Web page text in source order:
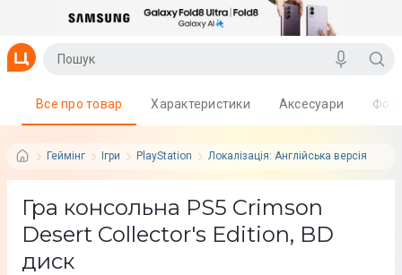
Геймінг Ігри PlayStation Локалізація: Англійська версія
Все про товар Характеристики Аксесуари
Гра консольна PS5 Crimson
Desert Collector's Edition, BD
диск